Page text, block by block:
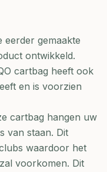
eerder gemaakte
ontwikkeld.
cartbag heeft ook
en is voorzien
cartbag hangen uw
van staan. Dit
waardoor het
voorkomen. Dit